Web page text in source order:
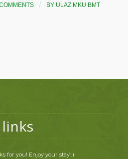
/ BY ULAZ MKU BMT
for you! Enjoy your stay :)